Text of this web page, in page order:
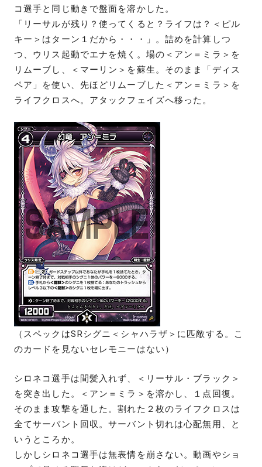
コ選手と同じ動きで盤面を溶かした。
「リーサルが残り？使ってくると？ライフは？＜ピル
キー＞はターン１だから・・・」。詰めを計算しつ
つ、ウリス起動でエナを焼く。場の＜アン＝ミラ＞を
リムーブし、＜マーリン＞を蘇生。そのまま「ディス
ペア」を使い、先ほどリムーブした＜アン＝ミラ＞を
ライフクロスへ。アタックフェイズへ移った。
（スペックはSRシグニ＜シャハラザ＞に匹敵する。こ
のカードを見ないセレモニーはない）
シロネコ選手は間髪入れず、＜リーサル・ブラック＞
を突き出した。＜アン＝ミラ＞を溶かし、１点回復。
そのまま攻撃を通した。割れた２枚のライフクロスは
全てサーバント回収。サーバント切れは心配無用、と
いうところか。
しかしシロネコ選手は無表情を崩さない。動画やショ